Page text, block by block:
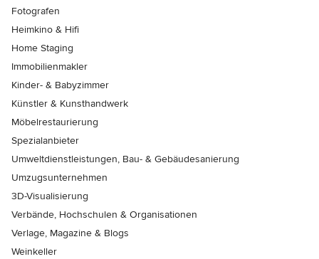
Fotografen
Heimkino & Hifi
Home Staging
Immobilienmakler
Kinder- & Babyzimmer
Künstler & Kunsthandwerk
Möbelrestaurierung
Spezialanbieter
Umweltdienstleistungen, Bau- & Gebäudesanierung
Umzugsunternehmen
3D-Visualisierung
Verbände, Hochschulen & Organisationen
Verlage, Magazine & Blogs
Weinkeller